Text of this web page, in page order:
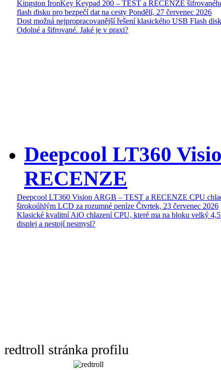
Kingston IronKey Keypad 200 – TEST a RECENZE
flash disku pro bezpečí dat na cesty Pondělí, 27 červenec 2026
Dost možná nejpropracovanější řešení klasického USB Flash
Odolné a šifrované. Jaké je v praxi?
Deepcool LT360
RECENZE
Deepcool LT360 Vision ARGB – TEST a RECENZE CPU
širokoúhlým LCD za rozumné peníze Čtvrtek, 23 červenec 2026
Klasické kvalitní AiO chlazení CPU, které ma na bloku velký
displej a nestojí nesmysl?
redtroll stránka profilu